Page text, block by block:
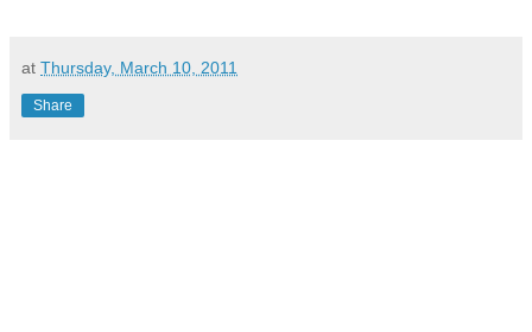
at Thursday, March 10, 2011
Share